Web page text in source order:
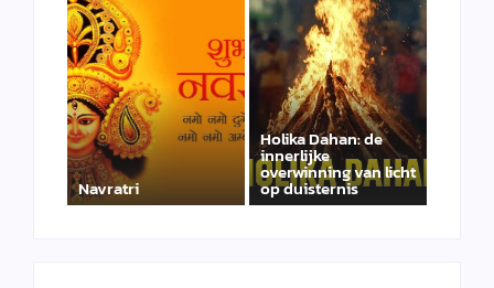
Navratri
Holika Dahan: de
innerlijke
overwinning van licht
op duisternis